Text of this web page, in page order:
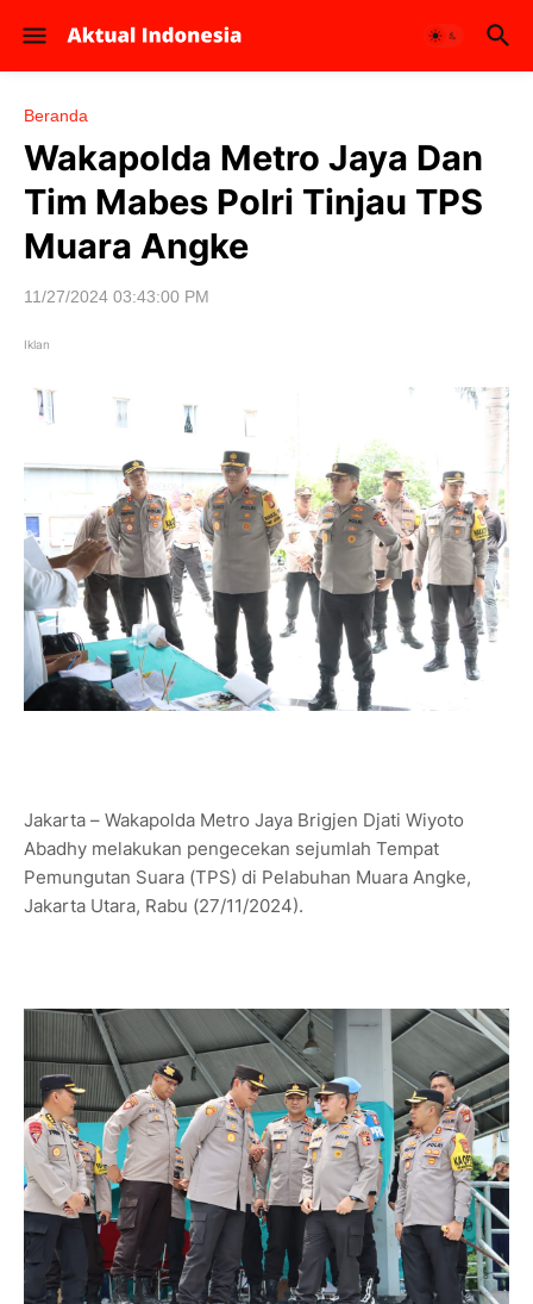
Beranda
Wakapolda Metro Jaya Dan
Tim Mabes Polri Tinjau TPS
Muara Angke
11/27/2024 03:43:00 PM
Iklan
Jakarta – Wakapolda Metro Jaya Brigjen Djati Wiyoto
Abadhy melakukan pengecekan sejumlah Tempat
Pemungutan Suara (TPS) di Pelabuhan Muara Angke,
Jakarta Utara, Rabu (27/11/2024).